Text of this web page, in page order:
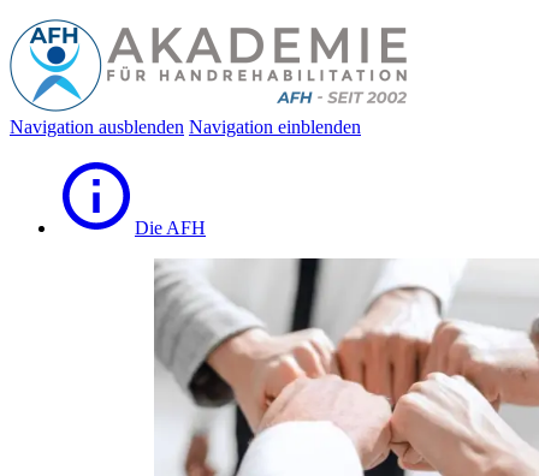
Navigation ausblenden Navigation einblenden
Die AFH